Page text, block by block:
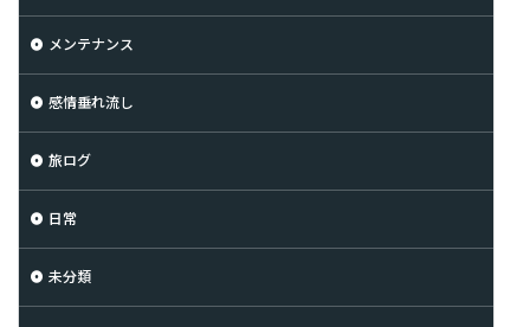
メンテナンス
感情垂れ流し
旅ログ
日常
未分類